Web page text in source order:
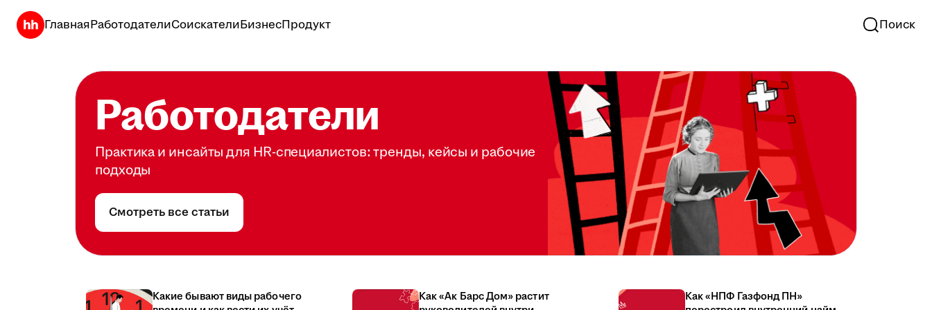
ГлавнаяРаботодателиСоискателиБизнесПродукт Поиск
Работодатели
Практика и инсайты для HR-специалистов: тренды, кейсы и рабочие
подходы
Смотреть все статьи
Какие бывают виды рабочего
Как «Ак Барс Дом» растит
Как «НПФ Газфонд ПН»